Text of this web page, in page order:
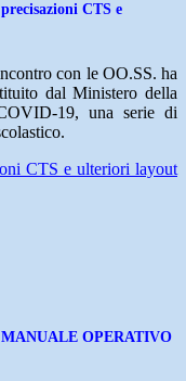
CTS e
con le OO.SS. ha
dal Ministero della
19, una serie di
CTS e ulteriori layout
OPERATIVO